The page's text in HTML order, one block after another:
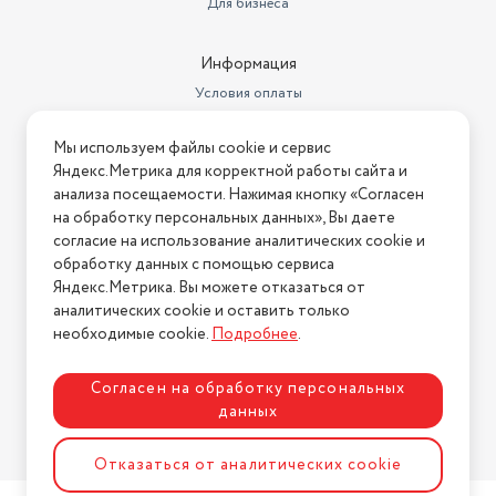
1.5 м
Информация
Условия оплаты
Условия возврата
Нашли ошибку на сайте? Напишите нам
2026 © Интернет-магазин "АстМаркет". У нас есть всё!
Политика конфиденциальности
Разработка сайтаASTDESIGN
Мы используем файлы cookie и сервис
Яндекс.Метрика для корректной работы сайта и
анализа посещаемости. Нажимая кнопку «Согласен
на обработку персональных данных», Вы даете
согласие на использование аналитических cookie и
обработку данных с помощью сервиса
Яндекс.Метрика. Вы можете отказаться от
аналитических cookie и оставить только
необходимые cookie.Подробнее.
Согласен на обработку персональных
данных
Отказаться от аналитических cookie